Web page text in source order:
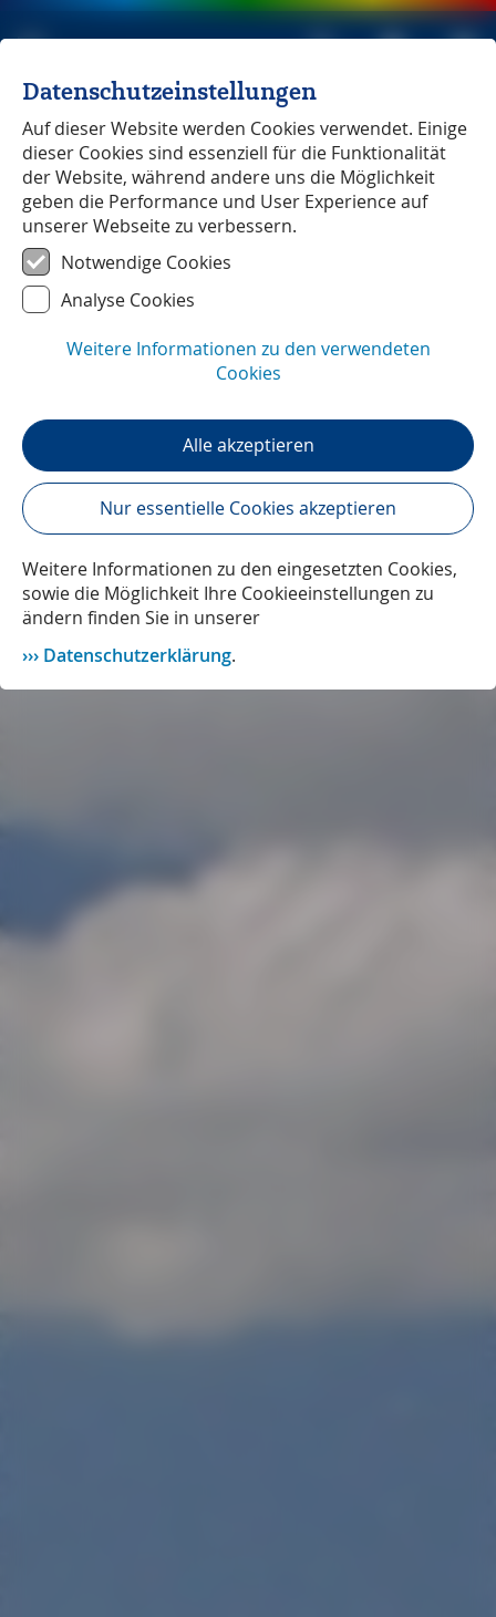
Michael Müller Verlag unabhängig seit 1979
Piemont
Datenschutzeinstellungen
Auf dieser Website werden Cookies verwendet. Einige
dieser Cookies sind essenziell für die Funktionalität
der Website, während andere uns die Möglichkeit
geben die Performance und User Experience auf
unserer Webseite zu verbessern.
Notwendige Cookies
Analyse Cookies
Weitere Informationen zu den verwendeten
Cookies
Alle akzeptieren
Nur essentielle Cookies akzeptieren
Weitere Informationen zu den eingesetzten Cookies,
sowie die Möglichkeit Ihre Cookieeinstellungen zu
ändern finden Sie in unserer
Datenschutzerklärung.